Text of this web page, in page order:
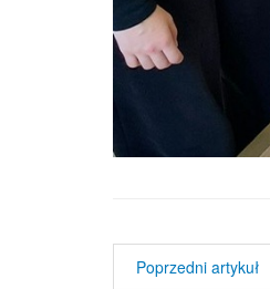
Poprzedni artykuł